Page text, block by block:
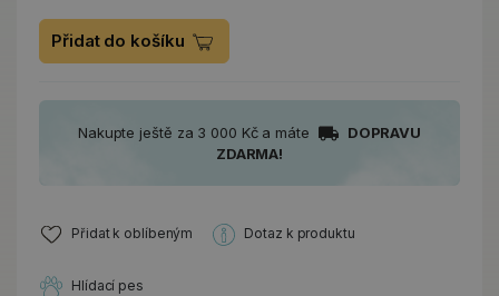
Přidat do košíku
Nakupte ještě za 3 000 Kč a máte
DOPRAVU
ZDARMA!
Přidat k oblíbeným Dotaz k produktu
Hlídací pes